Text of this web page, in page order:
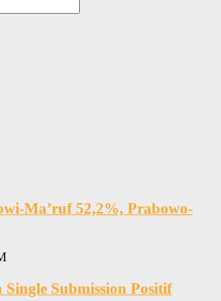
Ma’ruf 52,2%, Prabowo-
Submission Positif